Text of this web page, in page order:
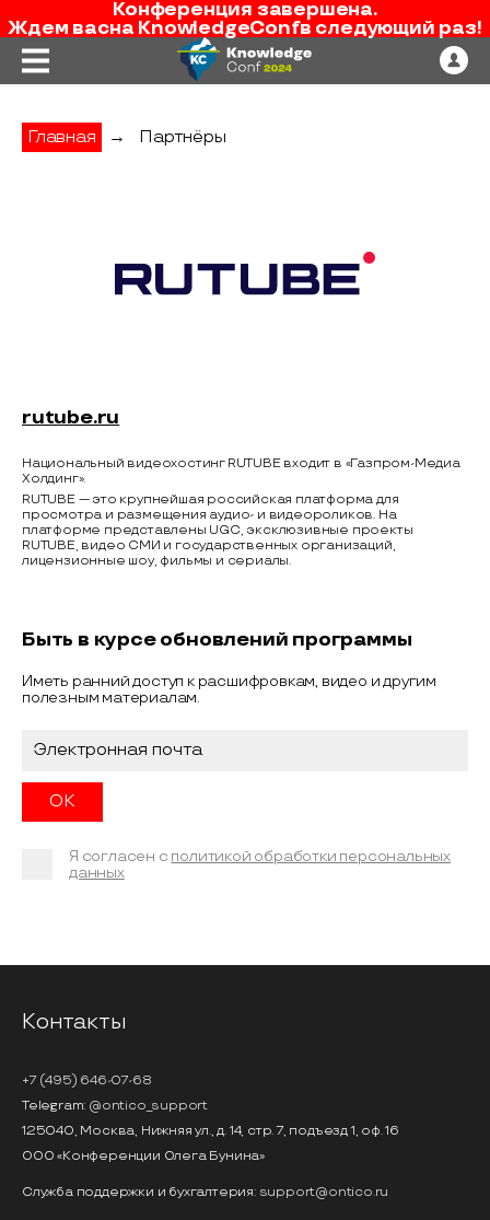
Конференция завершена.
Ждем васна KnowledgeConfв следующий раз!
Главная → Партнёры
rutube.ru
Национальный видеохостинг RUTUBE входит в «Газпром-Медиа
Холдинг».
RUTUBE — это крупнейшая российская платформа для
просмотра и размещения аудио- и видеороликов. На
платформе представлены UGC, эксклюзивные проекты
RUTUBE, видео СМИ и государственных организаций,
лицензионные шоу, фильмы и сериалы.
Быть в курсе обновлений программы
Иметь ранний доступ к расшифровкам, видео и другим
полезным материалам.
Я согласен с политикой обработки персональных
данных
Контакты
+7 (495) 646-07-68
Telegram: @ontico_support
125040, Москва, Нижняя ул., д. 14, стр. 7, подъезд 1, оф. 16
ООО «Конференции Олега Бунина»
Служба поддержки и бухгалтерия: support@ontico.ru